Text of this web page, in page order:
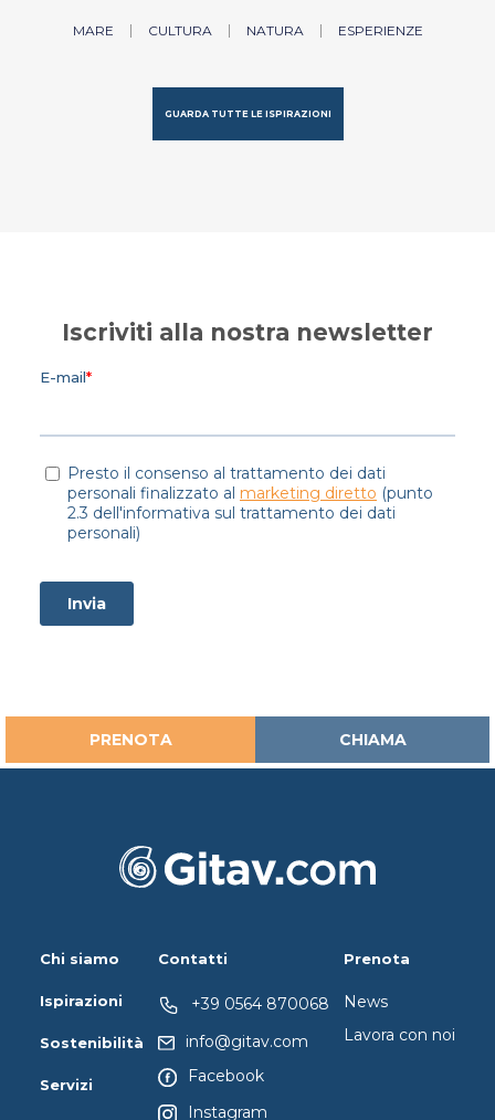
MARE CULTURA NATURA ESPERIENZE
GUARDA TUTTE LE ISPIRAZIONI
Iscriviti alla nostra newsletter
PRENOTA CHIAMA
Chi siamo
Ispirazioni
Sostenibilità
Servizi
Contatti
+39 0564 870068
info@gitav.com
Facebook
Instagram
Prenota
News
Lavora con noi